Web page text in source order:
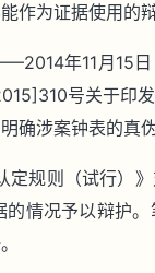
作为证据使用的辩
年11月15
号关于印
确涉案钟表的真伪
规则（试行）
情况予以辩护